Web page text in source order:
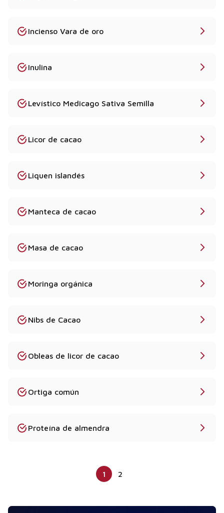
Incienso Vara de oro
Inulina
Levístico Medicago Sativa Semilla
Licor de cacao
Liquen islandés
Manteca de cacao
Masa de cacao
Moringa orgánica
Nibs de Cacao
Obleas de licor de cacao
Ortiga común
Proteína de almendra
1 2